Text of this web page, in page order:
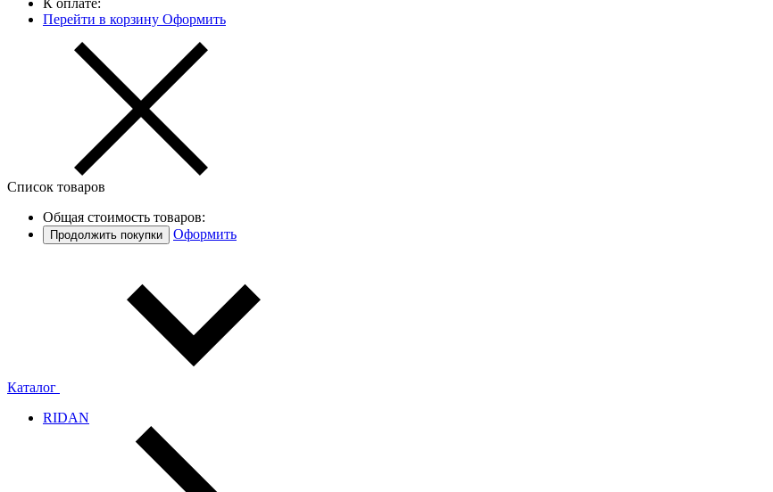
К оплате:
Перейти в корзину Оформить
Список товаров
Общая стоимость товаров:
Продолжить покупки Оформить
Каталог
RIDAN